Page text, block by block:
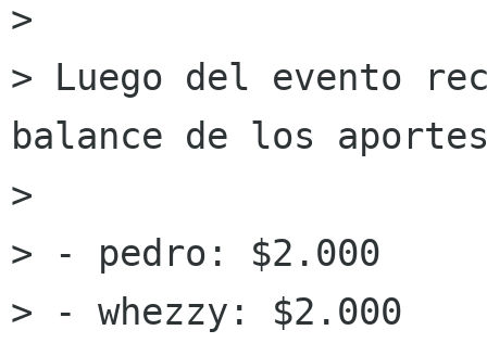
>
> Luego del evento
balance de los
>
> - pedro: $2.000
> - whezzy: $2.000